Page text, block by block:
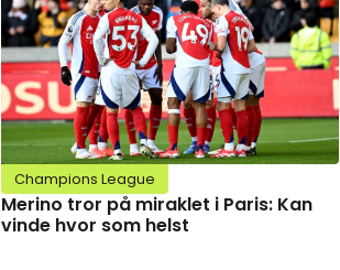
Champions League
Merino tror på miraklet i Paris: Kan
vinde hvor som helst